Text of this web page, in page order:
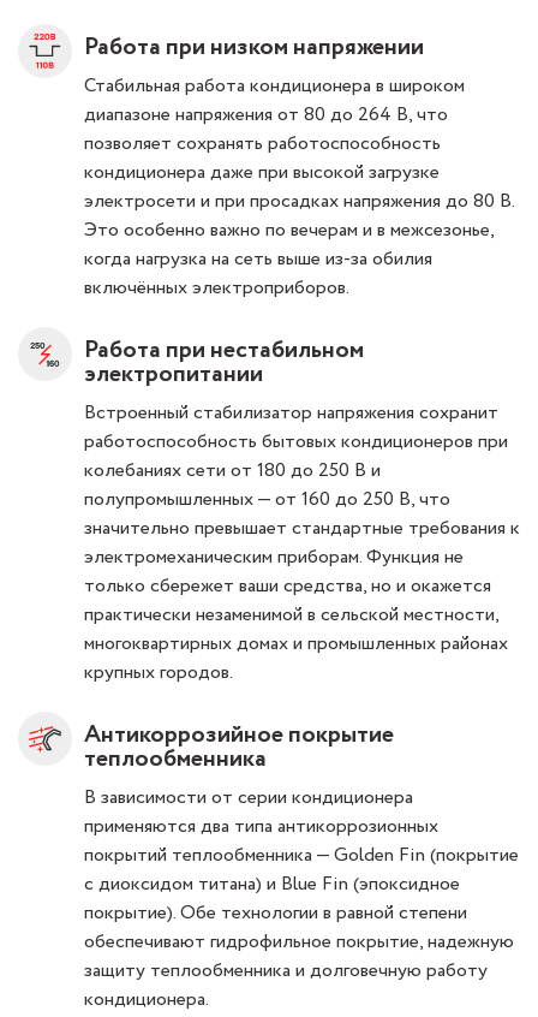
Работа при низком напряжении
Стабильная работа кондиционера в широком
диапазоне напряжения от 80 до 264 В, что
позволяет сохранять работоспособность
кондиционера даже при высокой загрузке
электросети и при просадках напряжения до 80 В.
Это особенно важно по вечерам и в межсезонье,
когда нагрузка на сеть выше из-за обилия
включённых электроприборов.
Работа при нестабильном
электропитании
Встроенный стабилизатор напряжения сохранит
работоспособность бытовых кондиционеров при
колебаниях сети от 180 до 250 В и
полупромышленных — от 160 до 250 В, что
значительно превышает стандартные требования к
электромеханическим приборам. Функция не
только сбережет ваши средства, но и окажется
практически незаменимой в сельской местности,
многоквартирных домах и промышленных районах
крупных городов.
Антикоррозийное покрытие
теплообменника
В зависимости от серии кондиционера
применяются два типа антикоррозионных
покрытий теплообменника — Golden Fin (покрытие
с диоксидом титана) и Blue Fin (эпоксидное
покрытие). Обе технологии в равной степени
обеспечивают гидрофильное покрытие, надежную
защиту теплообменника и долговечную работу
кондиционера.